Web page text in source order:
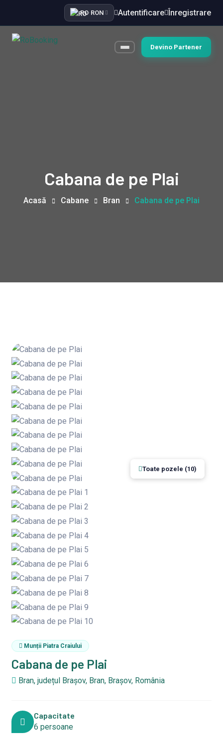
RO·RON Autentificare Înregistrare
Devino Partener
Cabana de pe Plai
Acasă Cabane Bran Cabana de pe Plai
Toate pozele (10)
Munții Piatra Craiului
Cabana de pe Plai
Bran, județul Brașov, Bran, Brașov, România
Capacitate
6 persoane